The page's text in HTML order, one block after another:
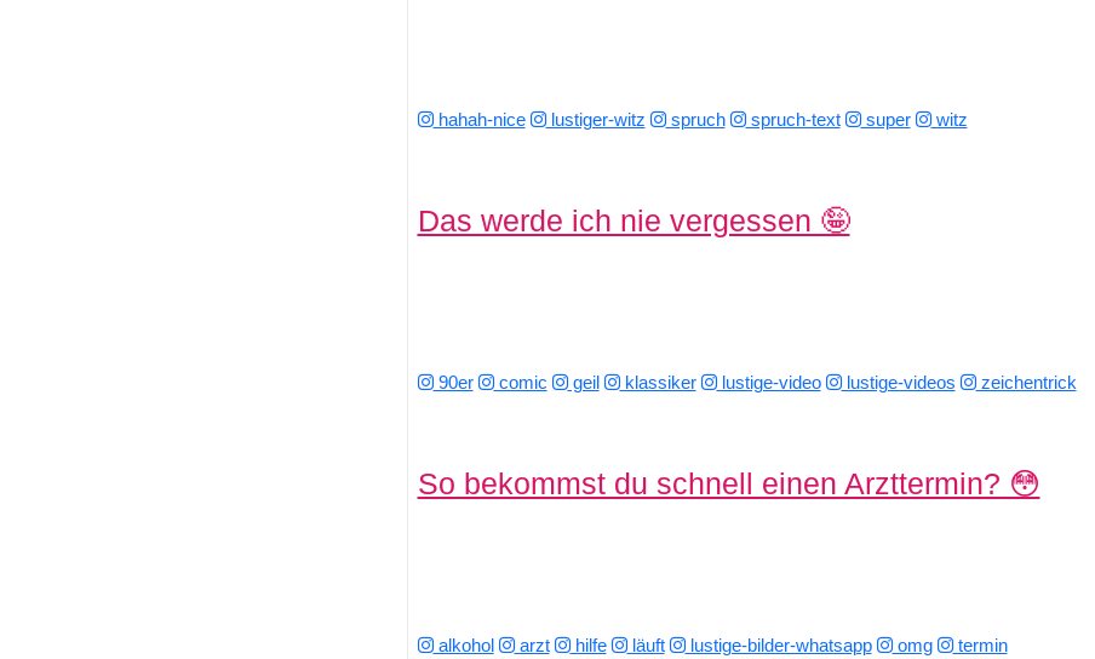
hahah-nice lustiger-witz spruch spruch-text super witz
Das werde ich nie vergessen 🤪
90er comic geil klassiker lustige-video lustige-videos zeichentrick
So bekommst du schnell einen Arzttermin? 😳
alkohol arzt hilfe läuft lustige-bilder-whatsapp omg termin